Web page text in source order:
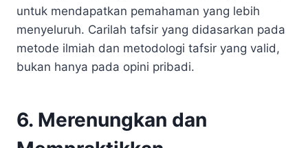
untuk mendapatkan pemahaman yang lebih
menyeluruh. Carilah tafsir yang didasarkan pada
metode ilmiah dan metodologi tafsir yang valid,
bukan hanya pada opini pribadi.
6. Merenungkan dan